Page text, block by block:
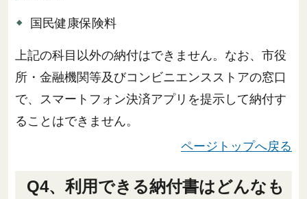
国民健康保険料
上記の科目以外の納付はできません。なお、市役
所・金融機関等及びコンビニエンスストアの窓口
で、スマートフォン決済アプリを提示して納付す
ることはできません。
ページトップへ戻る
Q4、利用できる納付書はどんなも